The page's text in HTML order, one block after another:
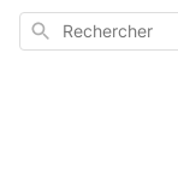
Rechercher